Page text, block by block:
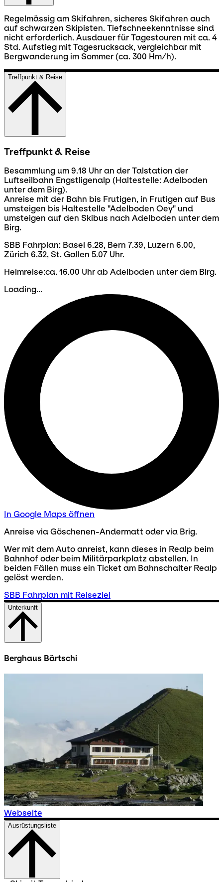
Regelmässig am Skifahren, sicheres Skifahren auch
auf schwarzen Skipisten. Tiefschneekenntnisse sind
nicht erforderlich. Ausdauer für Tagestouren mit ca. 4
Std. Aufstieg mit Tagesrucksack, vergleichbar mit
Bergwanderung im Sommer (ca. 300 Hm/h).
Treffpunkt & Reise
Treffpunkt & Reise
Besammlung um 9.18 Uhr an der Talstation der
Luftseilbahn Engstligenalp (Haltestelle: Adelboden
unter dem Birg).
Anreise mit der Bahn bis Frutigen, in Frutigen auf Bus
umsteigen bis Haltestelle "Adelboden Oey" und
umsteigen auf den Skibus nach Adelboden unter dem
Birg.
SBB Fahrplan: Basel 6.28, Bern 7.39, Luzern 6.00,
Zürich 6.32, St. Gallen 5.07 Uhr.
Heimreise:ca. 16.00 Uhr ab Adelboden unter dem Birg.
Loading...
In Google Maps öffnen
Anreise via Göschenen-Andermatt oder via Brig.
Wer mit dem Auto anreist, kann dieses in Realp beim
Bahnhof oder beim Militärparkplatz abstellen. In
beiden Fällen muss ein Ticket am Bahnschalter Realp
gelöst werden.
SBB Fahrplan mit Reiseziel
Unterkunft
Berghaus Bärtschi
Webseite
Ausrüstungsliste